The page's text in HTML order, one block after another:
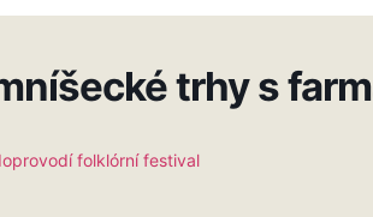
trhy s
folklórní festival